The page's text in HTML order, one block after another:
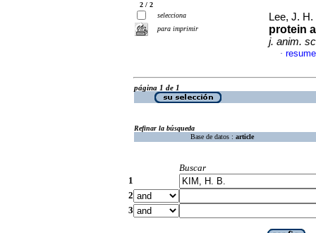
2 / 2
selecciona
para imprimir
Lee, J.
protein
j. anim.
·
página 1 de 1
Refinar la búsqueda
Base de datos : article
Buscar
1
2
3